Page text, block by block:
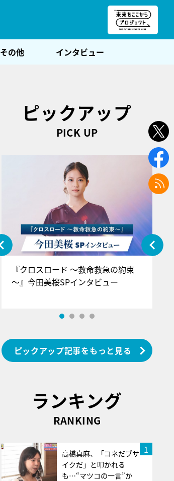
その他 インタビュー
ピックアップ
PICK UP
『クロスロード ～救命救急の約束
～』今田美桜SPインタビュー
ピックアップ記事をもっと見る
ランキング
RANKING
1
高橋真麻、「コネだブサ
イクだ」と叩かれる
も…“マツコの一言”か